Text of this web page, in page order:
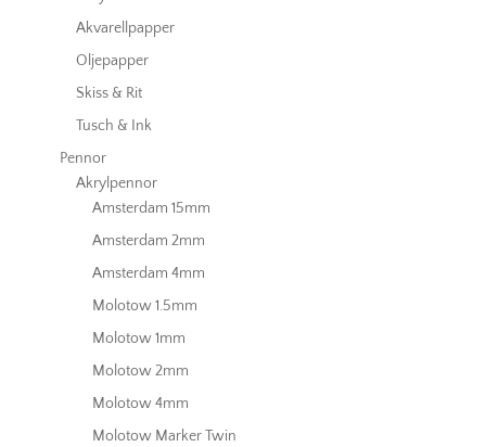
Akvarellpapper
Oljepapper
Skiss & Rit
Tusch & Ink
Pennor
Akrylpennor
Amsterdam 15mm
Amsterdam 2mm
Amsterdam 4mm
Molotow 1.5mm
Molotow 1mm
Molotow 2mm
Molotow 4mm
Molotow Marker Twin